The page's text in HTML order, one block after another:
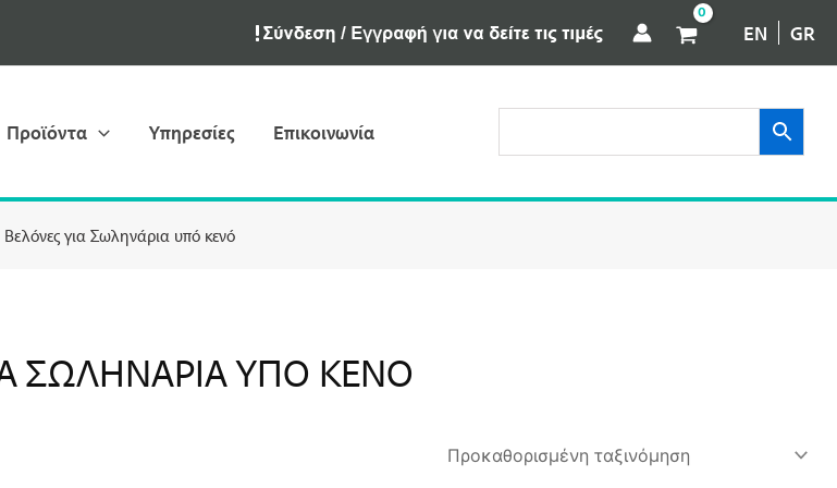
EN GR
Προϊόντα Υπηρεσίες Επικοινωνία
Βελόνες για Σωληνάρια υπό κενό
ΣΩΛΗΝΆΡΙΑ ΥΠΌ ΚΕΝΌ